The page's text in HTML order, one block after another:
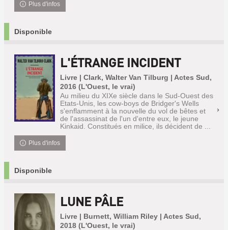
Plus d'infos
Disponible
L'ÉTRANGE INCIDENT
Livre | Clark, Walter Van Tilburg | Actes Sud,
2016 (L'Ouest, le vrai)
Au milieu du XIXe siècle dans le Sud-Ouest des
Etats-Unis, les cow-boys de Bridger's Wells
s'enflamment à la nouvelle du vol de bêtes et
de l'assassinat de l'un d'entre eux, le jeune
Kinkaid. Constitués en milice, ils décident de ...
Plus d'infos
Disponible
LUNE PÂLE
Livre | Burnett, William Riley | Actes Sud,
2018 (L'Ouest, le vrai)